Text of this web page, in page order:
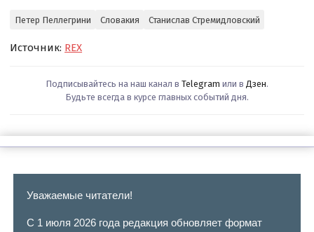
Петер Пеллегрини Словакия Станислав Стремидловский
Источник: REX
Подписывайтесь на наш канал в Telegram или в Дзен.
Будьте всегда в курсе главных событий дня.
Уважаемые читатели!
С 1 июля 2026 года редакция обновляет формат